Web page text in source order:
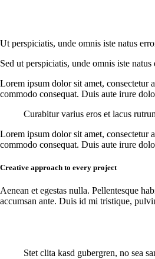
Ut perspiciatis, unde omnis iste natus
Sed ut perspiciatis, unde omnis iste
Lorem ipsum dolor sit amet, consectetur
commodo consequat. Duis aute irure
Curabitur varius eros et lacus
Lorem ipsum dolor sit amet, consectetur
commodo consequat. Duis aute irure
Creative approach to every project
Aenean et egestas nulla. Pellentesque
accumsan ante. Duis id mi tristique,
Stet clita kasd gubergren, no sea